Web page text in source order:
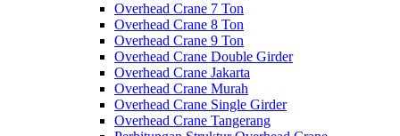
Overhead Crane 7 Ton
Overhead Crane 8 Ton
Overhead Crane 9 Ton
Overhead Crane Double Girder
Overhead Crane Jakarta
Overhead Crane Murah
Overhead Crane Single Girder
Overhead Crane Tangerang